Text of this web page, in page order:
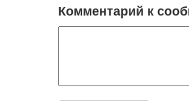
Комментарий к